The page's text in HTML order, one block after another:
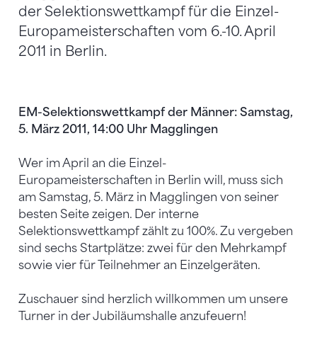
der Selektionswettkampf für die Einzel-
Europameisterschaften vom 6.-10. April
2011 in Berlin.
EM-Selektionswettkampf der Männer: Samstag,
5. März 2011, 14:00 Uhr Magglingen
Wer im April an die Einzel-
Europameisterschaften in Berlin will, muss sich
am Samstag, 5. März in Magglingen von seiner
besten Seite zeigen. Der interne
Selektionswettkampf zählt zu 100%. Zu vergeben
sind sechs Startplätze: zwei für den Mehrkampf
sowie vier für Teilnehmer an Einzelgeräten.
Zuschauer sind herzlich willkommen um unsere
Turner in der Jubiläumshalle anzufeuern!